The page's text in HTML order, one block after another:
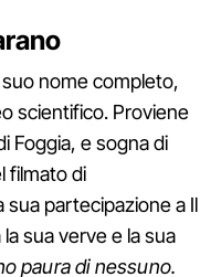
nome completo,
scientifico. Proviene
Foggia, e sogna di
filmato di
partecipazione a Il
sua verve e la sua
paura di nessuno.